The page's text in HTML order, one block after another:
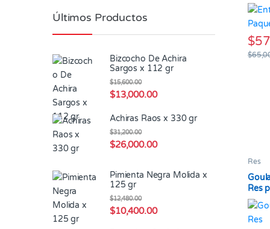
$
$
Este
Res
Res
Últimos Productos
Bizcocho De Achira
Sargos x 112 gr
$13,000.00
$15,600.00
Achiras Raos x 330 gr
$26,000.00
$31,200.00
Pimienta Negra Molida x
125 gr
$10,400.00
$12,480.00